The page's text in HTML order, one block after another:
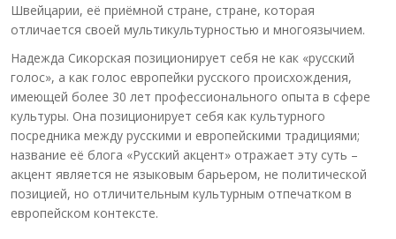
Швейцарии, её приёмной стране, стране, которая
отличается своей мультикультурностью и многоязычием.
Надежда Сикорская позиционирует себя не как «русский
голос», а как голос европейки русского происхождения,
имеющей более 30 лет профессионального опыта в сфере
культуры. Она позиционирует себя как культурного
посредника между русскими и европейскими традициями;
название её блога «Русский акцент» отражает эту суть –
акцент является не языковым барьером, не политической
позицией, но отличительным культурным отпечатком в
европейском контексте.